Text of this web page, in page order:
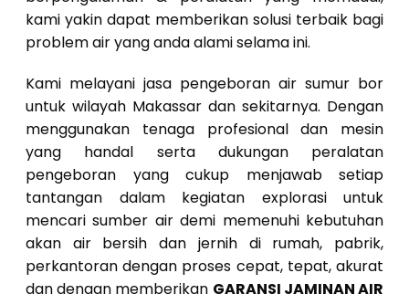
kami yakin dapat memberikan solusi terbaik bagi
problem air yang anda alami selama ini.
Kami melayani jasa pengeboran air sumur bor
untuk wilayah Makassar dan sekitarnya. Dengan
menggunakan tenaga profesional dan mesin
yang handal serta dukungan peralatan
pengeboran yang cukup menjawab setiap
tantangan dalam kegiatan explorasi untuk
mencari sumber air demi memenuhi kebutuhan
akan air bersih dan jernih di rumah, pabrik,
perkantoran dengan proses cepat, tepat, akurat
dan dengan memberikan GARANSI JAMINAN AIR